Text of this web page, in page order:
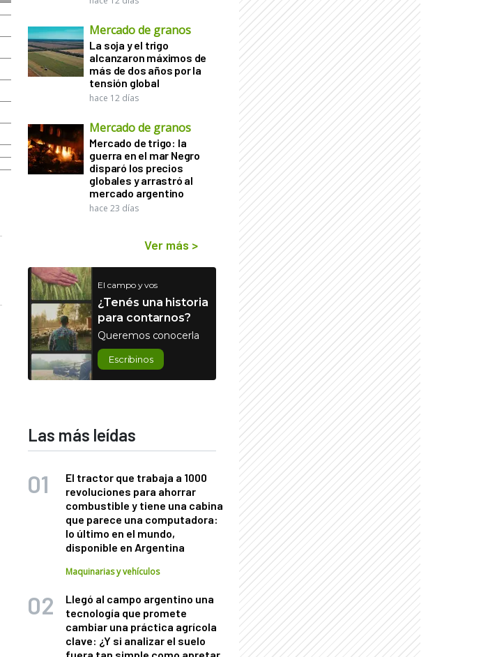
Mercado de granos
La soja y el trigo
alcanzaron máximos de
más de dos años por la
tensión global
hace 12 días
Mercado de granos
Mercado de trigo: la
guerra en el mar Negro
disparó los precios
globales y arrastró al
mercado argentino
hace 23 días
Ver más >
El campo y vos
¿Tenés una historia
para contarnos?
Queremos conocerla
Escribinos
Las más leídas
El tractor que trabaja a 1000
revoluciones para ahorrar
combustible y tiene una cabina
que parece una computadora:
lo último en el mundo,
disponible en Argentina
Maquinarias y vehículos
Llegó al campo argentino una
tecnología que promete
cambiar una práctica agrícola
clave: ¿Y si analizar el suelo